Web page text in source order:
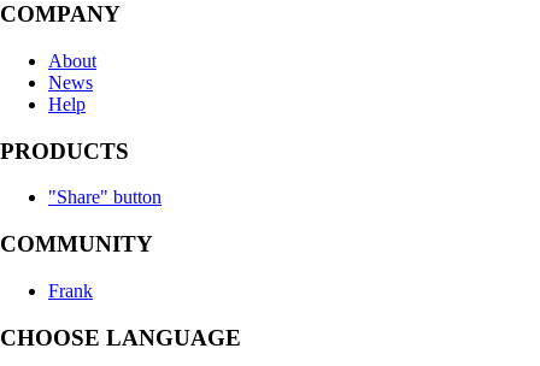
COMPANY
About
News
Help
PRODUCTS
"Share" button
COMMUNITY
Frank
CHOOSE LANGUAGE